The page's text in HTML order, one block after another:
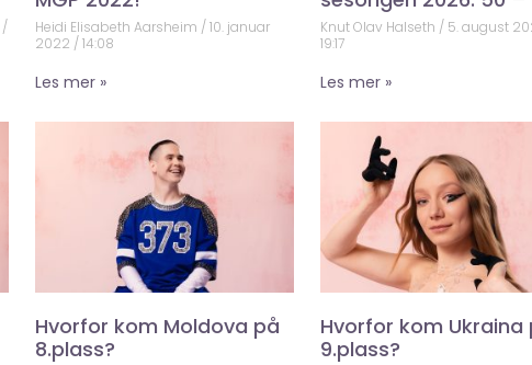
Heidi Elisabeth Aarsheim 10. januar
2022 14:08
Les mer »
Knut Olav Halseth
5. august
19:17
Les mer »
Hvorfor kom Moldova på
8.plass?
Hvorfor kom Ukraina
9.plass?